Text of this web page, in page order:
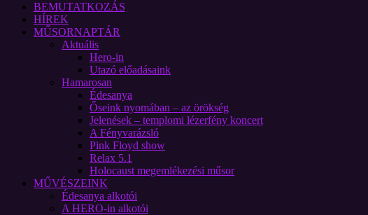
BEMUTATKOZÁS
HÍREK
MŰSORNAPTÁR
Aktuális
Hero-in
Utazó előadásaink
Hamarosan
Édesanya
Őseink nyomában – az örökség
Jelenések – templomi lézerfény koncert
A Fényvarázsló
Pink Floyd show
Relax 5.1
Holocaust megemlékezési műsor
MŰVÉSZEINK
Édesanya alkotói
A HERO-in alkotói